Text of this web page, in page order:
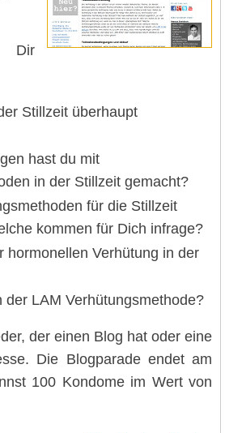
Dir
Stillzeit überhaupt
hast du mit
in der Stillzeit gemacht?
für die Stillzeit
kommen für Dich infrage?
hormonellen Verhütung in der
der LAM Verhütungsmethode?
der einen Blog hat oder eine
Die Blogparade endet am
100 Kondome im Wert von